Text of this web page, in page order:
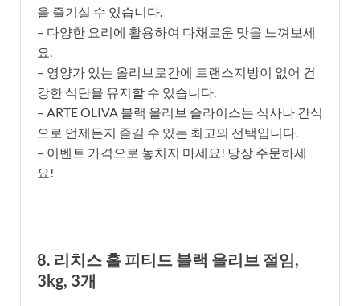
을 즐기실 수 있습니다.
– 다양한 요리에 활용하여 다채로운 맛을 느껴보세
요.
– 영양가 있는 올리브로간에 트랜스지방이 없어 건
강한 식단을 유지할 수 있습니다.
– ARTE OLIVA 블랙 올리브 슬라이스는 식사나 간식
으로 언제든지 즐길 수 있는 최고의 선택입니다.
– 이벤트 가격으로 놓치지 마세요! 당장 주문하세
요!
8. 리치스 홀 피티드 블랙 올리브 절임,
3kg, 3개